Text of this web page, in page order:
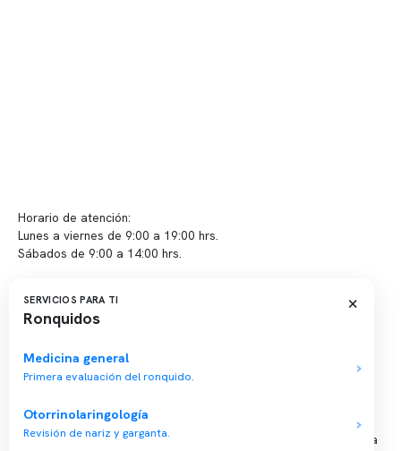
Horario de atención:
Lunes a viernes de 9:00 a 19:00 hrs.
Sábados de 9:00 a 14:00 hrs.
Sucursales
📍 Vitacura: Av. Kennedy 5488, Patio Inglés, piso -1, local 003
📍 Providencia: Av. Andrés Bello 2337, local 2
Reserva tu hora
Agenda tu consulta médica o examen del sueño de forma rápida
SERVICIOS PARA TI
Ronquidos
×
Medicina general
Primera evaluación del ronquido.
Otorrinolaringología
Revisión de nariz y garganta.